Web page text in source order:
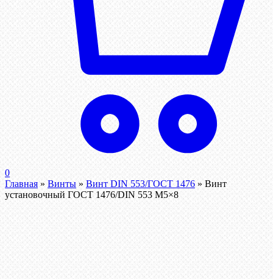
0
Главная » Винты » Винт DIN 553/ГОСТ 1476 » Винт
установочный ГОСТ 1476/DIN 553 М5×8